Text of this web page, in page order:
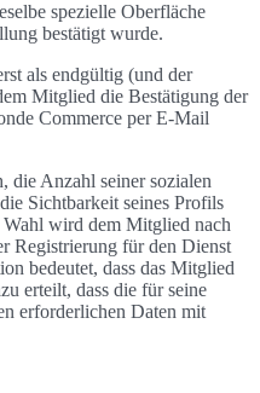
spezielle Oberfläche
bestätigt wurde.
als endgültig (und der
Mitglied die Bestätigung der
Commerce per E-Mail
die Anzahl seiner sozialen
Sichtbarkeit seines Profils
Wahl wird dem Mitglied nach
Registrierung für den Dienst
bedeutet, dass das Mitglied
erteilt, dass die für seine
erforderlichen Daten mit